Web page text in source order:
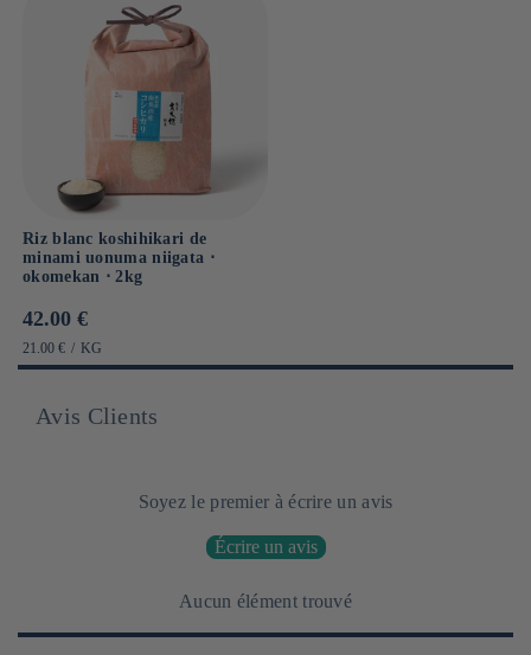
Riz blanc koshihikari de
minami uonuma niigata ⋅
okomekan ⋅ 2kg
Prix
habituel
42.00 €
PRIX
UNITAIRE
21.00 € / PAR
KG
Avis Clients
Soyez le premier à écrire un avis
Écrire un avis
Aucun élément trouvé